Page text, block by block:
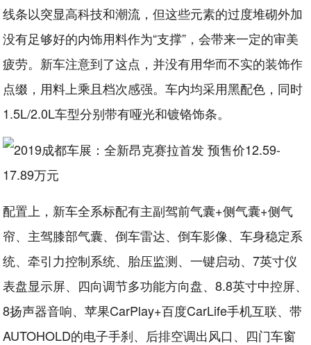
线条以突显高科技和潮流，但这些元素的过度堆砌外加
没有足够好的内饰用料作为“支撑”，会带来一定的审美
疲劳。新车注意到了这点，并没有用华而不实的装饰作
点缀，用料上乘且档次感强。车内均采用黑配色，同时
1.5L/2.0L车型分别带有哑光和镀铬饰条。
配置上，新车全系标配有主副驾前气囊+侧气囊+侧气
帘、主驾膝部气囊、倒车雷达、倒车影像、车身稳定系
统、牵引力控制系统、胎压监测、一键启动、7英寸仪
表盘显示屏、四向调节多功能方向盘、8.8英寸中控屏、
8扬声器音响、苹果CarPlay+百度CarLife手机互联、带
AUTOHOLD的电子手刹、后排空调出风口、四门车窗